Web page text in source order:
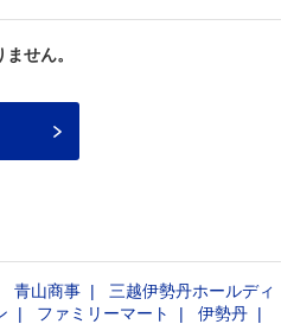
せん。
青山商事
三越伊勢丹ホールディ
ファミリーマート
伊勢丹